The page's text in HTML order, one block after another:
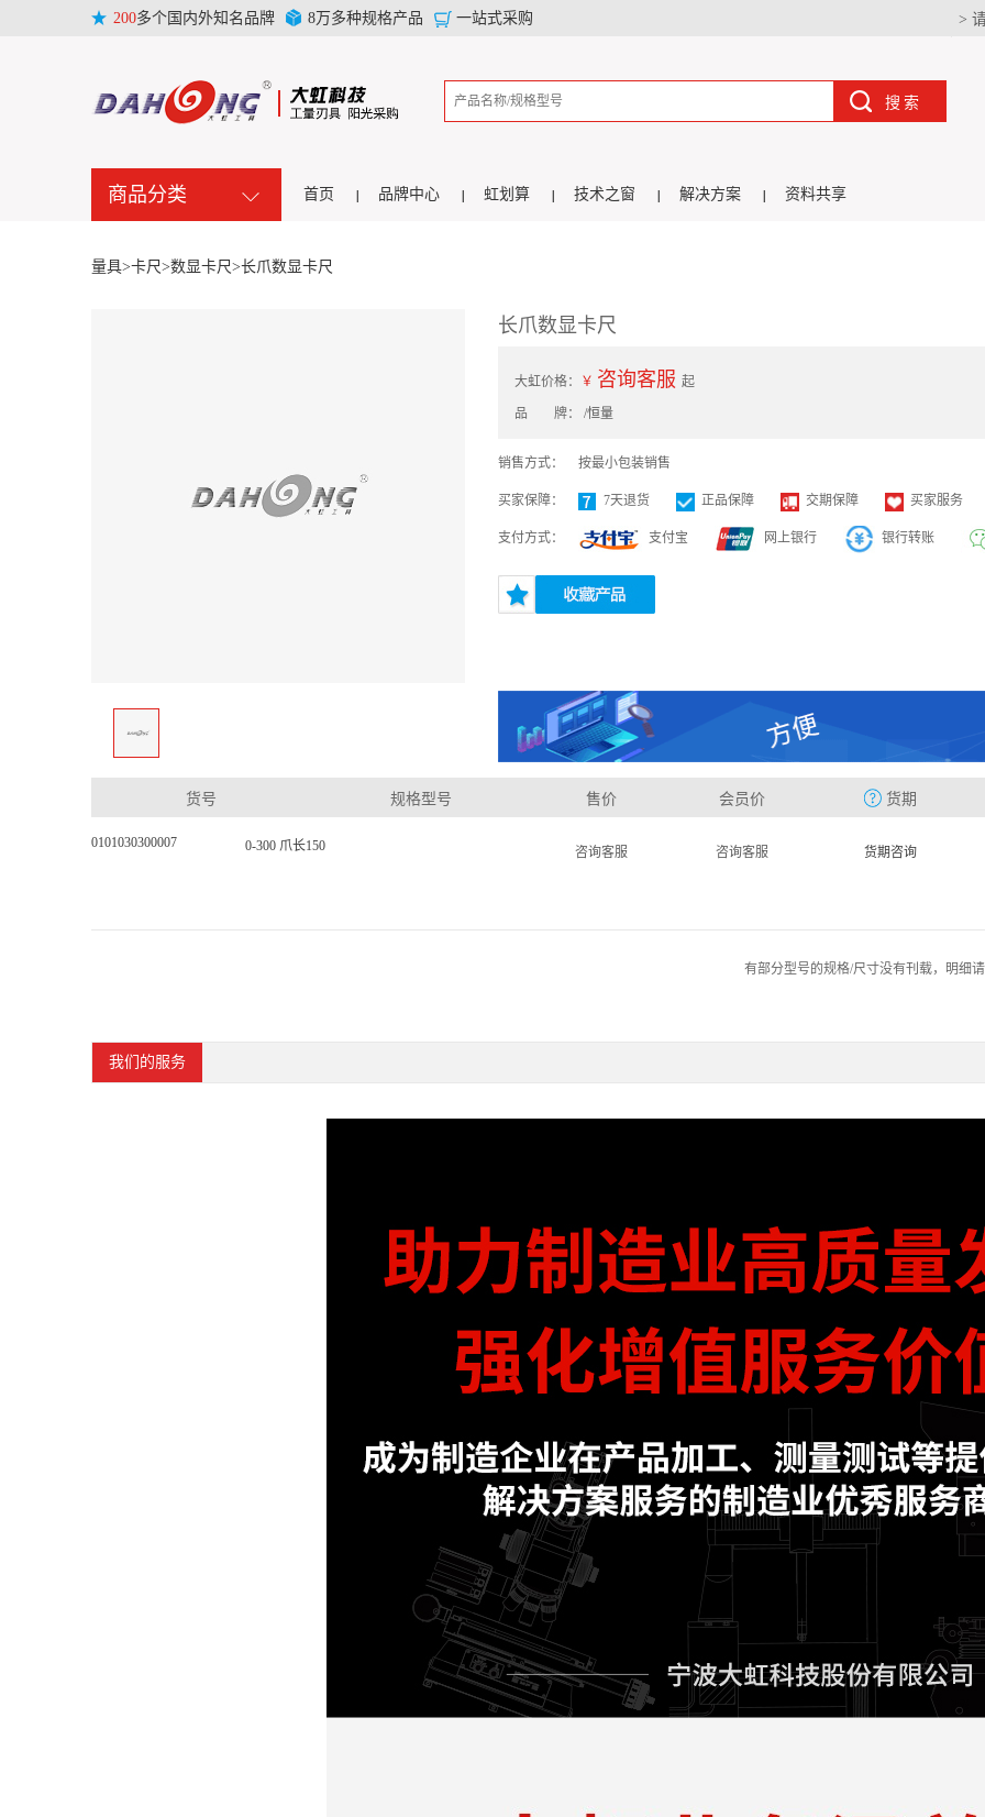
200多个国内外知名品牌 8万多种规格产品 一站式采购 >
搜索
商品分类 首页 品牌中心 虹划算 技术之窗 解决方案 资料共享
量具>卡尺>数显卡尺>长爪数显卡尺
长爪数显卡尺
大虹价格： ￥ 咨询客服 起
品 牌： /恒量
销售方式： 按最小包装销售
买家保障： 7天退货 正品保障 交期保障 买家服务
支付方式： 支付宝 网上银行 银行转账
货号 规格型号 售价 会员价 货期
0101030300007 0-300 爪长150 咨询客服 咨询客服 货期咨询
有部分型号的规格/尺寸没有刊载，明细
我们的服务